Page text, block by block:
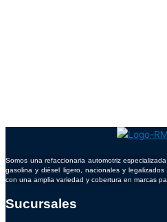
Somos una refaccionaria automotriz
gasolina y diésel ligero, nacionales y
con una amplia variedad y cobertura en marcas
Sucursales